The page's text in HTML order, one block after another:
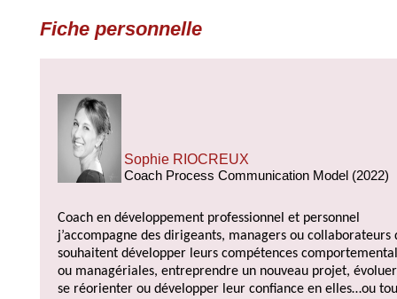
Fiche personnelle
Sophie RIOCREUX
Coach Process Communication Model (2022)
Coach en développement professionnel et personnel
j’accompagne des dirigeants, managers ou collaborateurs
souhaitent développer leurs compétences
ou managériales, entreprendre un nouveau projet,
se réorienter ou développer leur confiance en elles…ou